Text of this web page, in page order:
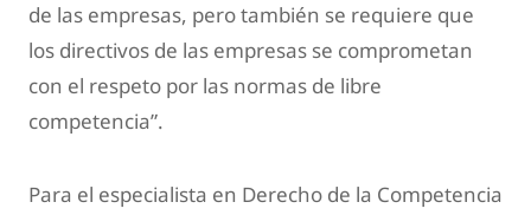
de las empresas, pero también se requiere que
los directivos de las empresas se comprometan
con el respeto por las normas de libre
competencia”.
Para el especialista en Derecho de la Competencia